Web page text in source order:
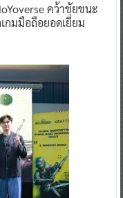
คว้าชัยชนะ
กมมือถือยอดเยี่ยม